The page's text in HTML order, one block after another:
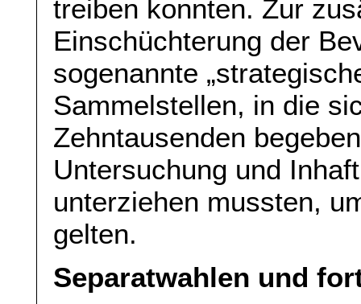
treiben konnten. Zur
Einschüchterung der
sogenannte
Sammelstellen, in die
Zehntausenden
Untersuchung und
unterziehen mussten,
gelten.
Separatwahlen und